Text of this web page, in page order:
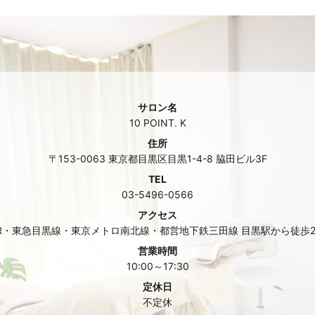
サロン名
10 POINT. K
住所
〒153-0063 東京都目黒区目黒1-4-8 脇田ビル3F
TEL
03-5496-0566
アクセス
東急目黒線・東京メトロ南北線・都営地下鉄三田線 目黒駅から徒歩
営業時間
10:00～17:30
定休日
不定休